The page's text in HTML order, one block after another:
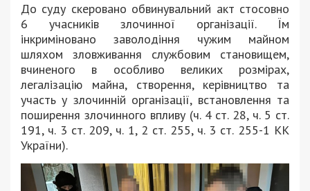
До суду скеровано обвинувальний акт стосовно
6 учасників злочинної організації. Їм
інкриміновано заволодіння чужим майном
шляхом зловживання службовим становищем,
вчиненого в особливо великих розмірах,
легалізацію майна, створення, керівництво та
участь у злочинній організації, встановлення та
поширення злочинного впливу (ч. 4 ст. 28, ч. 5 ст.
191, ч. 3 ст. 209, ч. 1, 2 ст. 255, ч. 3 ст. 255-1 КК
України).